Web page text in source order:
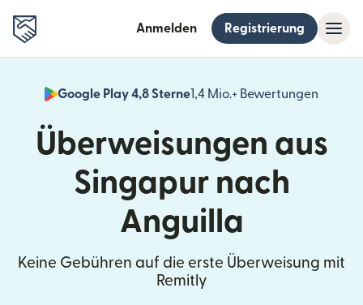
Anmelden Registrierung
Google Play 4,8 Sterne1,4 Mio.+ Bewertungen
Überweisungen aus
Singapur nach
Anguilla
Keine Gebühren auf die erste Überweisung mit
Remitly